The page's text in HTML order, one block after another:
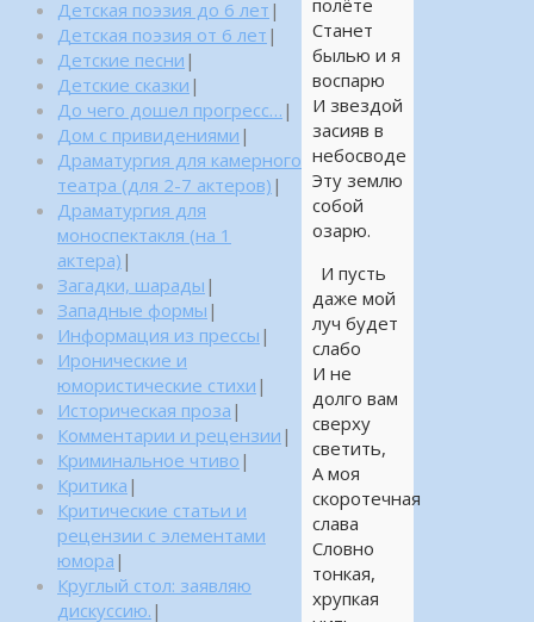
полёте
Станет
былью и я
воспарю
И звездой
засияв в
небосводе
Эту землю
собой
озарю.
И пусть
даже мой
луч будет
слабо
И не
долго вам
сверху
светить,
А моя
скоротечная
слава
Словно
тонкая,
хрупкая
Детская поэзия до 6 лет |
Детская поэзия от 6 лет |
Детские песни |
Детские сказки |
До чего дошел прогресс… |
Дом с привидениями |
Драматургия для камерного
театра (для 2-7 актеров) |
Драматургия для
моноспектакля (на 1
актера) |
Загадки, шарады |
Западные формы |
Информация из прессы |
Иронические и
юмористические стихи |
Историческая проза |
Комментарии и рецензии |
Криминальное чтиво |
Критика |
Критические статьи и
рецензии с элементами
юмора |
Круглый стол: заявляю
дискуссию. |